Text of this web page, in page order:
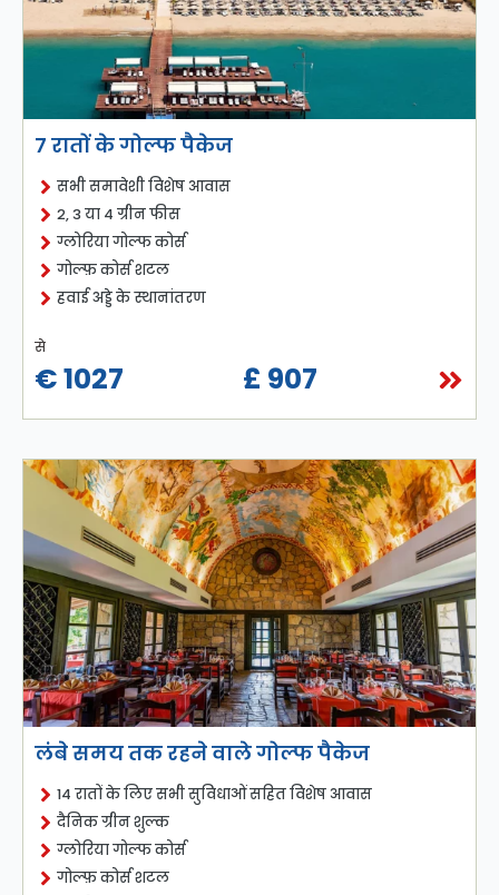
7 रातों के गोल्फ पैकेज
सभी समावेशी विशेष आवास
2, 3 या 4 ग्रीन फीस
ग्लोरिया गोल्फ कोर्स
गोल्फ़ कोर्स शटल
हवाई अड्डे के स्थानांतरण
से
€ 1027 £ 907
लंबे समय तक रहने वाले गोल्फ पैकेज
14 रातों के लिए सभी सुविधाओं सहित विशेष आवास
दैनिक ग्रीन शुल्क
ग्लोरिया गोल्फ कोर्स
गोल्फ़ कोर्स शटल